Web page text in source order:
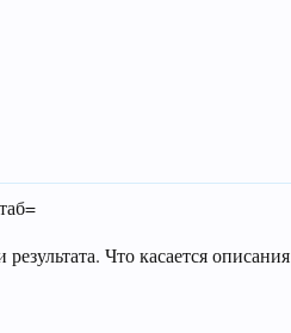
Что касается